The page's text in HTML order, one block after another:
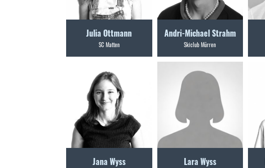
Julia Ottmann
SC Matten
Andri-Michael Strahm
Skiclub Mürren
Jana Wyss Lara Wyss